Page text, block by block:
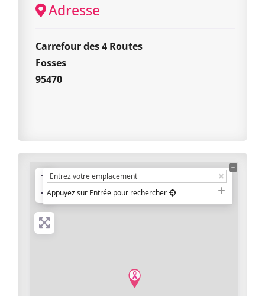
Adresse
Carrefour des 4 Routes
Fosses
95470
+
−Appuyez sur Entrée pour rechercher